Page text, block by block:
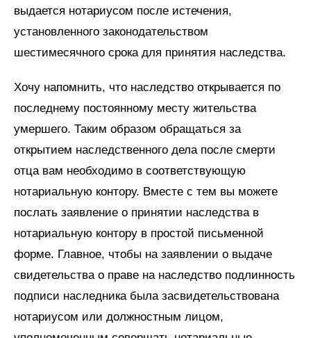
выдается нотариусом после истечения,
установленного законодательством
шестимесячного срока для принятия наследства.
Хочу напомнить, что наследство открывается по
последнему постоянному месту жительства
умершего. Таким образом обращаться за
открытием наследственного дела после смерти
отца вам необходимо в соответствующую
нотариальную контору. Вместе с тем вы можете
послать заявление о принятии наследства в
нотариальную контору в простой письменной
форме. Главное, чтобы на заявлении о выдаче
свидетельства о праве на наследство подлинность
подписи наследника была засвидетельствована
нотариусом или должностным лицом,